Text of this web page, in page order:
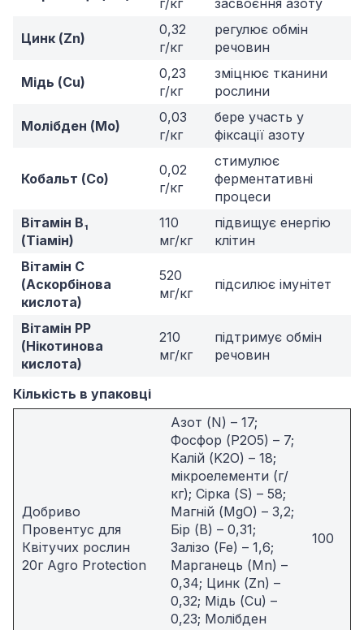
Цинк (Zn)
0,32
г/кг
регулює обмін
речовин
Мідь (Cu)
0,23
г/кг
зміцнює тканини
рослини
Молібден (Mo)
0,03
г/кг
бере участь у
фіксації азоту
Кобальт (Co)
0,02
г/кг
стимулює
ферментативні
процеси
Вітамін B₁
(Тіамін)
110
мг/кг
підвищує енергію
клітин
Вітамін C
(Аскорбінова
кислота)
520
мг/кг
підсилює імунітет
Вітамін PP
(Нікотинова
кислота)
210
мг/кг
підтримує обмін
речовин
Кількість в упаковці
Добриво
Провентус для
Квітучих рослин
20г Agro Protection
Азот (N) – 17;
Фосфор (P2O5) – 7;
Калій (K2O) – 18;
мікроелементи (г/
кг); Сірка (S) – 58;
Магній (MgO) – 3,2;
Бір (В) – 0,31;
Залізо (Fe) – 1,6;
Марганець (Mn) –
0,34; Цинк (Zn) –
0,32; Мідь (Сu) –
0,23; Молібден
100